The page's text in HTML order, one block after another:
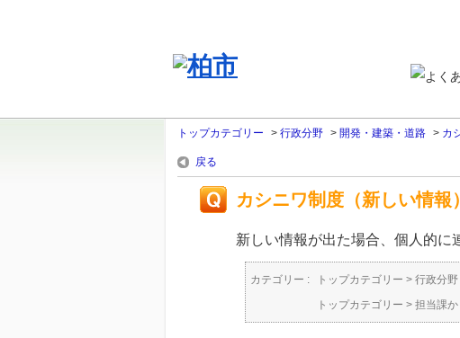
トップカテゴリー > 行政分野 > 開発・建築・道路 > カ
戻る
カシニワ制度（新しい情報）
新しい情報が出た場合、個人的に
カテゴリー : トップカテゴリー > 行政分野
トップカテゴリー > 担当課